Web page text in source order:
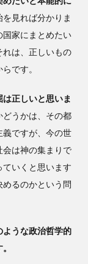
見れば分かりま
家にまとめたい
れは、正しいもの
です。
正しいと思いま
どうかは、その都
義ですが、今の世
会は神の集まりで
いくと思います
るのかという問
ような政治哲学的